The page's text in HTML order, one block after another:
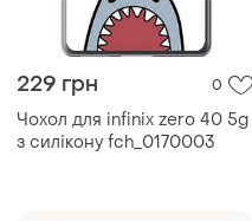
229 грн 0
Чохол для infinix zero 40 5g
з силікону fch_0170003